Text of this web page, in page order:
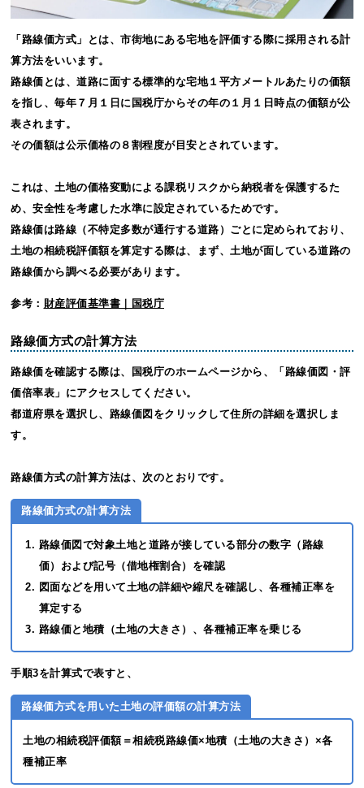
「路線価方式」とは、市街地にある宅地を評価する際に採用される計
算方法をいいます。
路線価とは、道路に面する標準的な宅地１平方メートルあたりの価額
を指し、毎年７月１日に国税庁からその年の１月１日時点の価額が公
表されます。
その価額は公示価格の８割程度が目安とされています。
これは、土地の価格変動による課税リスクから納税者を保護するた
め、安全性を考慮した水準に設定されているためです。
路線価は路線（不特定多数が通行する道路）ごとに定められており、
土地の相続税評価額を算定する際は、まず、土地が面している道路の
路線価から調べる必要があります。
参考： 財産評価基準書｜国税庁
路線価方式の計算方法
路線価を確認する際は、国税庁のホームページから、「路線価図・評
価倍率表」にアクセスしてください。
都道府県を選択し、路線価図をクリックして住所の詳細を選択しま
す。
路線価方式の計算方法は、次のとおりです。
路線価方式の計算方法
路線価図で対象土地と道路が接している部分の数字（路線
価）および記号（借地権割合）を確認
図面などを用いて土地の詳細や縮尺を確認し、各種補正率を
算定する
路線価と地積（土地の大きさ）、各種補正率を乗じる
手順3を計算式で表すと、
路線価方式を用いた土地の評価額の計算方法
土地の相続税評価額＝相続税路線価×地積（土地の大きさ）×各
種補正率